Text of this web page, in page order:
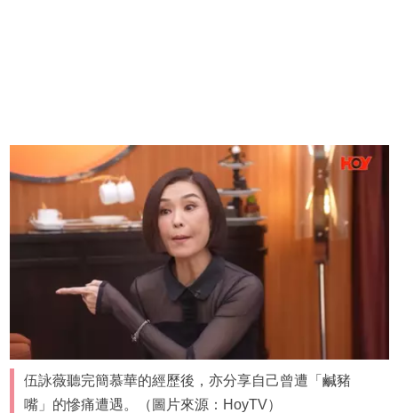
伍詠薇聽完簡慕華的經歷後，亦分享自己曾遭「鹹豬
嘴」的慘痛遭遇。（圖片來源：HoyTV）